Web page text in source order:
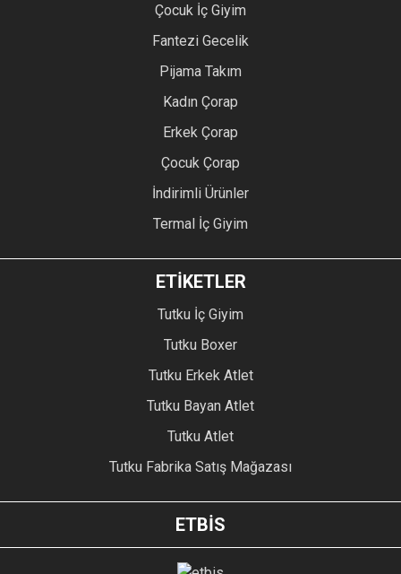
Çocuk İç Giyim
Fantezi Gecelik
Pijama Takım
Kadın Çorap
Erkek Çorap
Çocuk Çorap
İndirimli Ürünler
Termal İç Giyim
ETİKETLER
Tutku İç Giyim
Tutku Boxer
Tutku Erkek Atlet
Tutku Bayan Atlet
Tutku Atlet
Tutku Fabrika Satış Mağazası
ETBİS